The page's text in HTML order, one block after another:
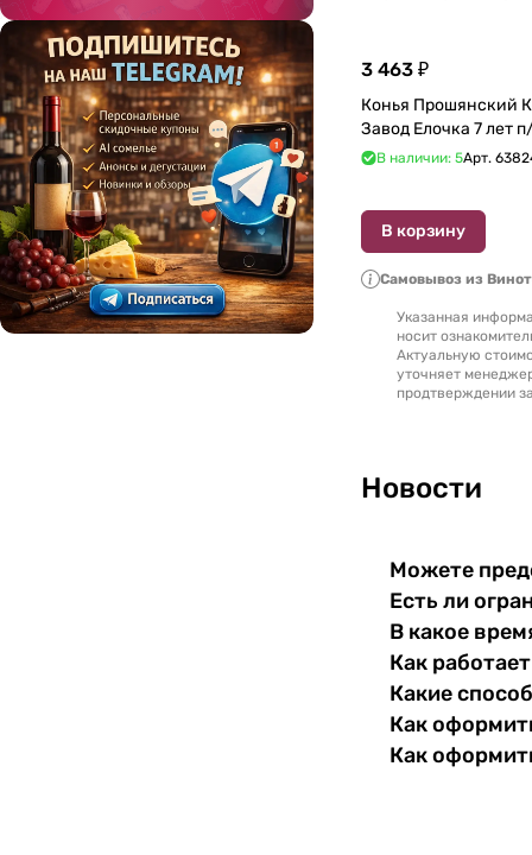
2009( 1)
2010(1)
2012(3)
2013(2)
2018(1)
2021(1)
2023(1)
3 463 ₽
Конья Прошянский
В наличии: 5Арт.
В корзину
Самовывоз из
Указанная
носит
Актуальную
уточняет
продтверждении
Новости
Можете
Есть ли
В какое
Как
Какие
Как
Как